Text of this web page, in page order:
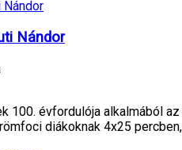
Nándor
100. évfordulója alkalmából
diákoknak 4x25